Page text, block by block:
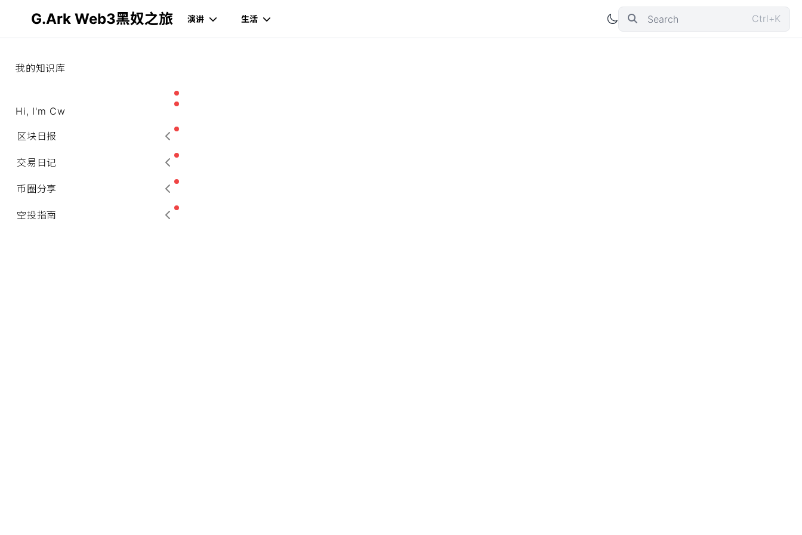
G.Ark Web3黑奴之旅 演讲 生活 Ctrl+K
我的知识库
Hi, I'm Cw
区块日报
2025-11-27 日报
交易日记
Binance Alpha 发布信息
币圈分享
关于 Genius 还能不能刷，这周
空投指南